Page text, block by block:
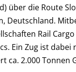
über die Route
Deutschland.
Rail
Ein Zug ist
ca. 2.000 Tonnen